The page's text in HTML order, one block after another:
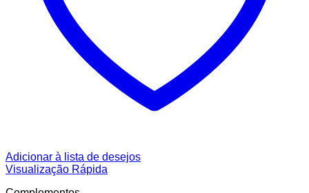
Adicionar à lista de desejos
Visualização Rápida